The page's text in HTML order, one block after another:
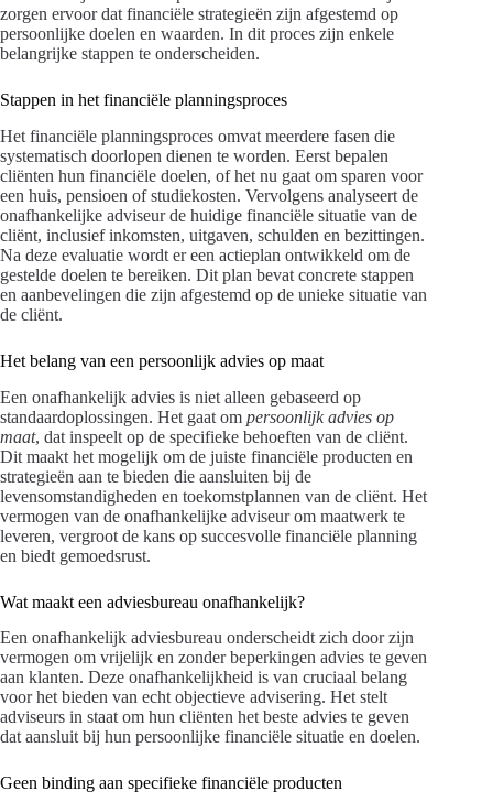
zorgen ervoor dat financiële strategieën zijn afgestemd op
persoonlijke doelen en waarden. In dit proces zijn enkele
belangrijke stappen te onderscheiden.
Stappen in het financiële planningsproces
Het financiële planningsproces omvat meerdere fasen die
systematisch doorlopen dienen te worden. Eerst bepalen
cliënten hun financiële doelen, of het nu gaat om sparen voor
een huis, pensioen of studiekosten. Vervolgens analyseert de
onafhankelijke adviseur de huidige financiële situatie van de
cliënt, inclusief inkomsten, uitgaven, schulden en bezittingen.
Na deze evaluatie wordt er een actieplan ontwikkeld om de
gestelde doelen te bereiken. Dit plan bevat concrete stappen
en aanbevelingen die zijn afgestemd op de unieke situatie van
de cliënt.
Het belang van een persoonlijk advies op maat
Een onafhankelijk advies is niet alleen gebaseerd op
standaardoplossingen. Het gaat om persoonlijk advies op
maat, dat inspeelt op de specifieke behoeften van de cliënt.
Dit maakt het mogelijk om de juiste financiële producten en
strategieën aan te bieden die aansluiten bij de
levensomstandigheden en toekomstplannen van de cliënt. Het
vermogen van de onafhankelijke adviseur om maatwerk te
leveren, vergroot de kans op succesvolle financiële planning
en biedt gemoedsrust.
Wat maakt een adviesbureau onafhankelijk?
Een onafhankelijk adviesbureau onderscheidt zich door zijn
vermogen om vrijelijk en zonder beperkingen advies te geven
aan klanten. Deze onafhankelijkheid is van cruciaal belang
voor het bieden van echt objectieve advisering. Het stelt
adviseurs in staat om hun cliënten het beste advies te geven
dat aansluit bij hun persoonlijke financiële situatie en doelen.
Geen binding aan specifieke financiële producten